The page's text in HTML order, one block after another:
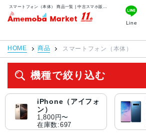
アメモバマーケット
Line
HOME 商品 スマートフォン（本体）
機種で絞り込む
iPhone（アイフォ
ン）
1,800円〜
在庫数:697